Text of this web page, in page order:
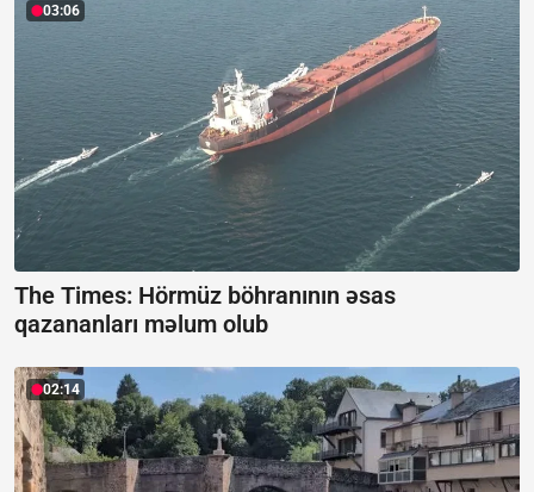
03:06
The Times: Hörmüz böhranının əsas
qazananları məlum olub
02:14